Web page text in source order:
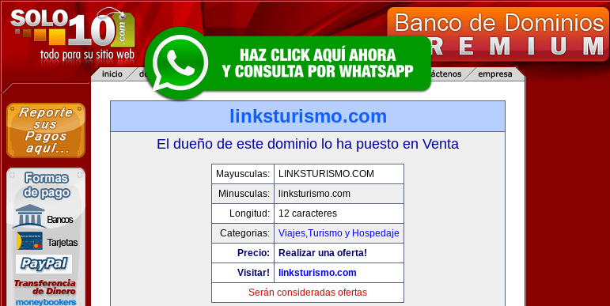
linksturismo.com
El dueño de este dominio lo ha puesto en Venta
Mayusculas:
LINKSTURISMO.COM
Minusculas:
linksturismo.com
Longitud:
12 caracteres
Categorias:
Viajes,Turismo y Hospedaje
Precio:
Realizar una oferta!
Visitar!
linksturismo.com
Serán consideradas ofertas